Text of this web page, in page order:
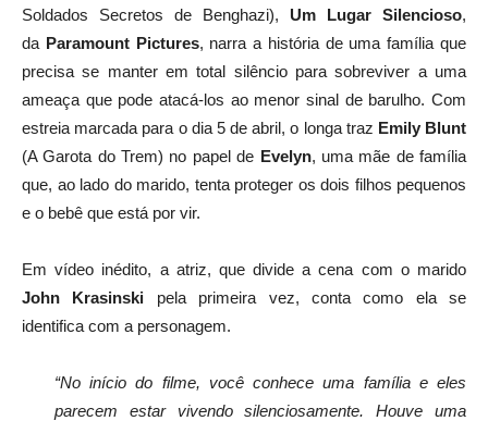
Soldados Secretos de Benghazi), Um Lugar Silencioso,
da Paramount Pictures, narra a história de uma família que
precisa se manter em total silêncio para sobreviver a uma
ameaça que pode atacá-los ao menor sinal de barulho. Com
estreia marcada para o dia 5 de abril, o longa traz Emily Blunt
(A Garota do Trem) no papel de Evelyn, uma mãe de família
que, ao lado do marido, tenta proteger os dois filhos pequenos
e o bebê que está por vir.
Em vídeo inédito, a atriz, que divide a cena com o marido
John Krasinski pela primeira vez, conta como ela se
identifica com a personagem.
“No início do filme, você conhece uma família e eles
parecem estar vivendo silenciosamente. Houve uma